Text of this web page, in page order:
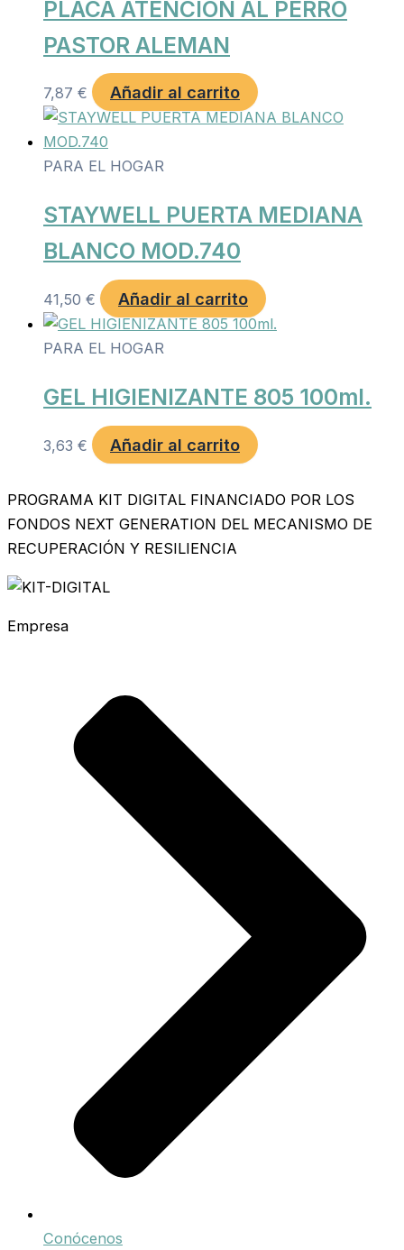
PLACA ATENCION AL PERRO
PASTOR ALEMAN
7,87 € Añadir al carrito
PARA EL HOGAR
STAYWELL PUERTA MEDIANA
BLANCO MOD.740
41,50 € Añadir al carrito
PARA EL HOGAR
GEL HIGIENIZANTE 805 100ml.
3,63 € Añadir al carrito
PROGRAMA KIT DIGITAL FINANCIADO POR LOS
FONDOS NEXT GENERATION DEL MECANISMO DE
RECUPERACIÓN Y RESILIENCIA
Empresa
Conócenos